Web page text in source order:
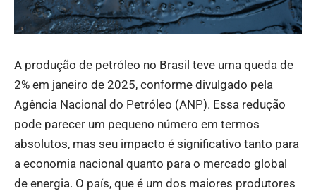
A produção de petróleo no Brasil teve uma queda de
2% em janeiro de 2025, conforme divulgado pela
Agência Nacional do Petróleo (ANP). Essa redução
pode parecer um pequeno número em termos
absolutos, mas seu impacto é significativo tanto para
a economia nacional quanto para o mercado global
de energia. O país, que é um dos maiores produtores